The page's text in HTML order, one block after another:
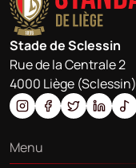
Stade de Sclessin
Rue de la Centrale 2
4000 Liège (Sclessin)
Menu